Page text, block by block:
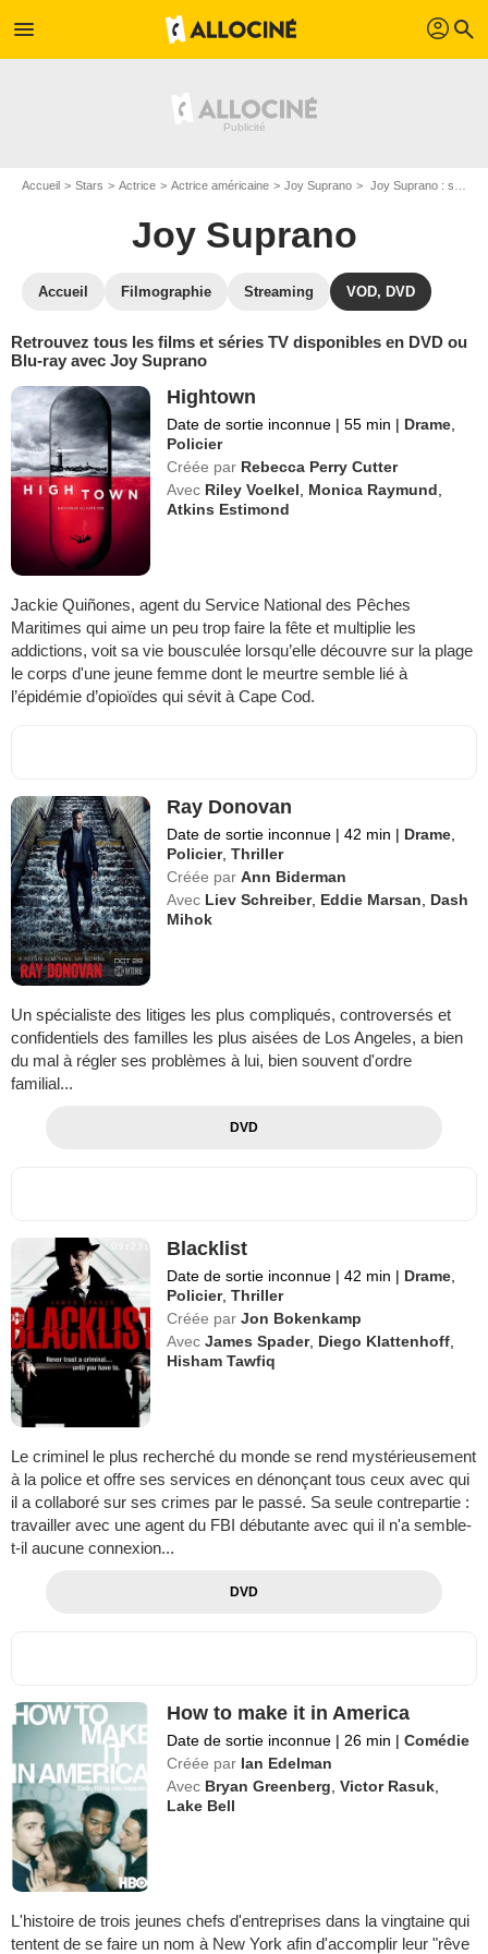
menu profil search
Accueil Stars Actrice Actrice américaine Joy Suprano Joy Suprano : ses Blu-Ray, DVD, VOD, SVOD
Joy Suprano
Accueil Filmographie Streaming VOD, DVD
Retrouvez tous les films et séries TV disponibles en DVD ou
Blu-ray avec Joy Suprano
Hightown
Date de sortie inconnue | 55 min | Drame
Policier
Créée par Rebecca Perry Cutter
Avec Riley Voelkel Monica Raymund
Atkins Estimond
Jackie Quiñones, agent du Service National des Pêches
Maritimes qui aime un peu trop faire la fête et multiplie les
addictions, voit sa vie bousculée lorsqu’elle découvre sur la plage
le corps d'une jeune femme dont le meurtre semble lié à
l’épidémie d’opioïdes qui sévit à Cape Cod.
Ray Donovan
Date de sortie inconnue | 42 min | Drame
Policier,Thriller
Créée par Ann Biderman
Avec Liev Schreiber, Eddie Marsan
Dash
Mihok
Un spécialiste des litiges les plus compliqués, controversés et
confidentiels des familles les plus aisées de Los Angeles, a bien
du mal à régler ses problèmes à lui, bien souvent d'ordre
familial...
DVD
Blacklist
Date de sortie inconnue | 42 min | Drame
Policier,Thriller
Créée par Jon Bokenkamp
Avec James Spader, Diego Klattenhoff
Hisham Tawfiq
Le criminel le plus recherché du monde se rend mystérieusement
à la police et offre ses services en dénonçant tous ceux avec qui
il a collaboré sur ses crimes par le passé. Sa seule contrepartie :
travailler avec une agent du FBI débutante avec qui il n'a semble-
t-il aucune connexion...
DVD
How to make it in America
Date de sortie inconnue | 26 min | Comédie
Créée par Ian Edelman
Avec Bryan Greenberg ,Victor Rasuk
Lake Bell
L'histoire de trois jeunes chefs d'entreprises dans la vingtaine qui
tentent de se faire un nom à New York afin d'accomplir leur "rêve